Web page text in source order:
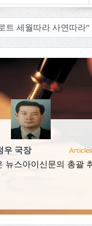
라 사연따라” 구리
우 국장
뉴스아이신문의 총괄